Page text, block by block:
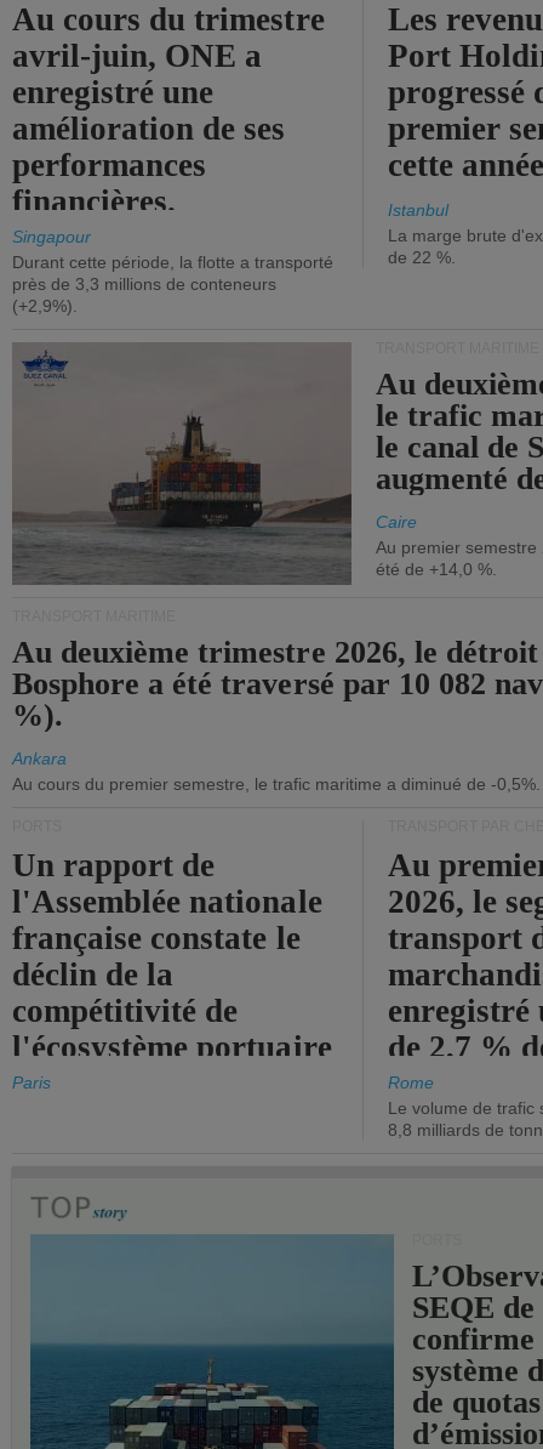
Au cours du trimestre
avril-juin, ONE a
enregistré une
amélioration de ses
performances
financières.
Singapour
Durant cette période, la flotte a transporté
près de 3,3 millions de conteneurs
(+2,9%).
Les
Port
progressé
premier
cette
Istanbul
La marge brute
de 22 %.
Au
le trafic
le canal de
augmenté
Caire
Au premier
été de +14,0 %.
Au deuxième trimestre 2026, le
Bosphore a été traversé par 10 082
%).
Ankara
Au cours du premier semestre, le trafic maritime a diminué de -0,5%.
Un rapport de
l'Assemblée nationale
française constate le
déclin de la
compétitivité de
l'écosystème portuaire
de l'État.
Paris
Au
2026, le
transport
enregistré
de 2,7 %
chiffre
Rome
Le volume de trafic
8,8 milliards de
SEQE de
confirme
système
de quotas